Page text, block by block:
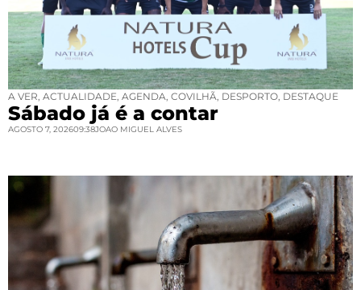
A VER ACTUALIDADE AGENDA COVILHÃ DESPORTO DESTAQUE
Sábado já é a contar
AGOSTO 7, 202609:38JOAO MIGUEL ALVES